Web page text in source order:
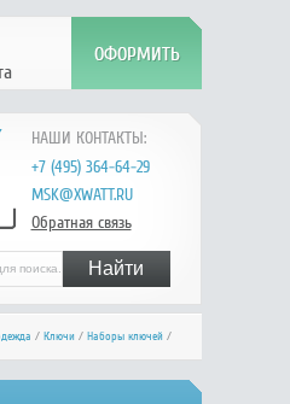
НАШИ КОНТАКТЫ:
+7 (495) 364-64-29
MSK@XWATT.RU
Обратная связь
/ Ключи/ Наборы ключей/
GPAQ1204